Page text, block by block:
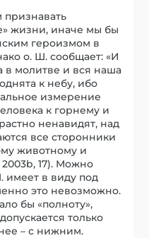
признавать
жизни, иначе мы бы
героизмом в
о. Ш. сообщает: «И
в молитве и вся наша
к небу, ибо
измерение
к горнему и
ненавидят, над
все сторонники
животному и
17). Можно
имеет в виду под
это невозможно.
бы «полноту»,
только
– с нижним.